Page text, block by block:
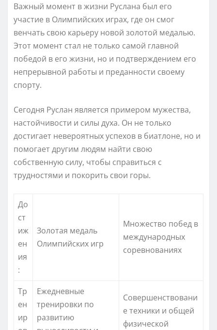
Важный момент в жизни Руслана был его
участие в Олимпийских играх, где он смог
венчать свою карьеру новой золотой медалью.
Этот момент стал не только самой главной
победой в его жизни, но и подтверждением его
непрерывной работы и преданности своему
спорту.
Сегодня Руслан является примером мужества,
настойчивости и силы духа. Он не только
достигает невероятных успехов в биатлоне, но и
помогает другим людям найти свою
собственную силу, чтобы справиться с
трудностями и покорить свои горы.
До
ст
иж
ен
ия
:
Золотая медаль
Олимпийских игр
Множество побед в
международных
соревнованиях
Тр
ен
ир
Ежедневные
тренировки по
развитию
Совершенствовани
е техники и общей
физической